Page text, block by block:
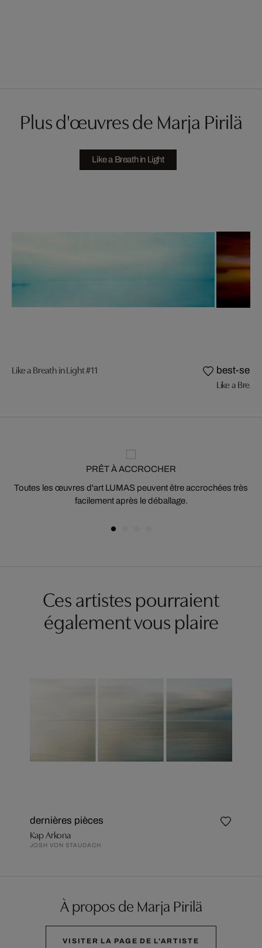
Plus d'œuvres de Marja Pirilä
Like a Breath in Light
Like a Breath in Light #11 best-
Like a
PRÊT À ACCROCHER
Toutes les œuvres d'art LUMAS peuvent être accrochées très
facilement après le déballage.
Ces artistes pourraient
également vous plaire
dernières pièces
Kap Arkona
JOSH VON STAUDACH
À propos de Marja Pirilä
VISITER LA PAGE DE L'ARTISTE